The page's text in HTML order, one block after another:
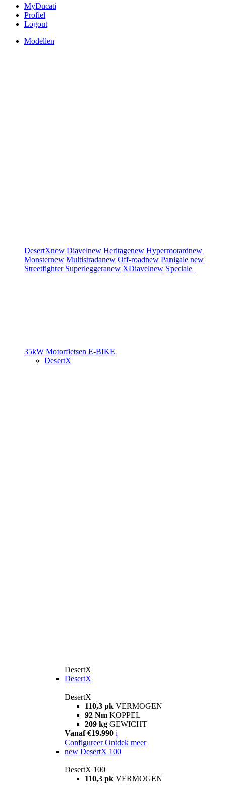
MyDucati
Profiel
Logout
Modellen
DesertXnew Diavelnew Heritagenew Hypermotardnew
Monsternew Multistradanew Off-roadnew Panigale new
Streetfighter Superleggeranew XDiavelnew Speciale
35kW Motorfietsen E-BIKE
DesertX
DesertX
DesertX
DesertX
110,3 pk VERMOGEN
92 Nm KOPPEL
209 kg GEWICHT
Vanaf €19.990 i
Configureer Ontdek meer
new DesertX 100
DesertX 100
110,3 pk VERMOGEN